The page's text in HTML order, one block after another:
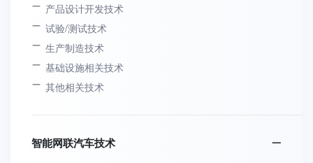
产品设计开发技术
试验/测试技术
生产制造技术
基础设施相关技术
其他相关技术
智能网联汽车技术